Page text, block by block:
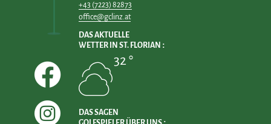
+43 (7223) 82873
office@gclinz.at
DAS AKTUELLE
WETTER IN ST. FLORIAN
32 °
DAS SAGEN